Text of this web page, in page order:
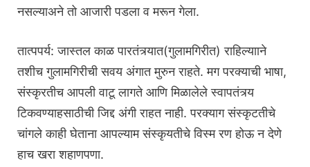
नसल्याअने तो आजारी पडला व मरून गेला.
तात्पपर्य: जास्तल काळ पारतंत्र्यात(गुलामगिरीत) राहिल्यााने
तशीच गुलामगिरीची सवय अंगात मुरुन राहते. मग परक्याची भाषा,
संस्कृरतीच आपली वाटू लागते आणि मिळालेले स्वापतंत्र्य
टिकवण्याहसाठीची जिद्द अंगी राहत नाही. परक्याग संस्कृटतीचे
चांगले काही घेताना आपल्याम संस्कृयतीचे विस्म रण होऊ न देणे
हाच खरा शहाणपणा.